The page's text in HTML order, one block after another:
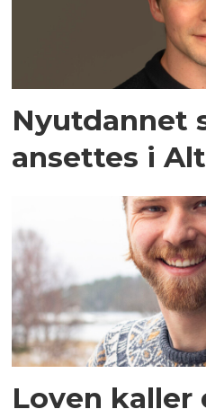
Nyutdannet
ansettes i
Loven kaller